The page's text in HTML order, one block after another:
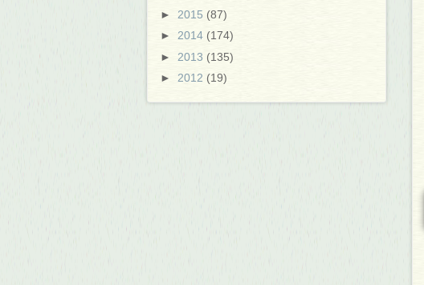
► 2015 (87)
► 2014 (174)
► 2013 (135)
► 2012 (19)